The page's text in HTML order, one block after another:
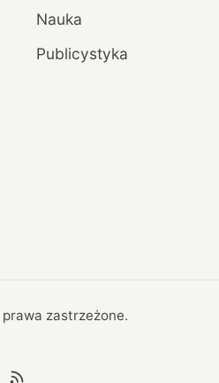
Nauka
Publicystyka
prawa zastrzeżone.